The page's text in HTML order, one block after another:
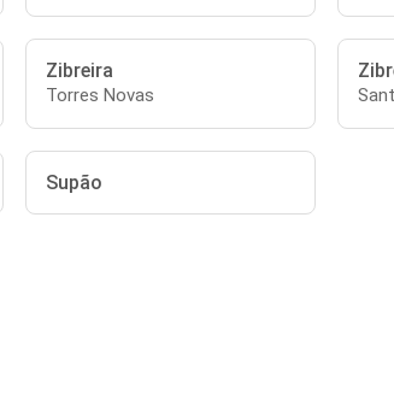
Zibreira
Torres Novas
Supão